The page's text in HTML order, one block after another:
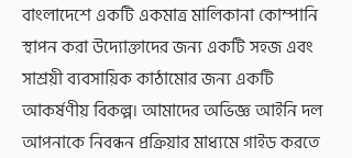
বাংলাদেশে একটি একমাত্র মালিকানা কোম্পানি
স্থাপন করা উদ্যোক্তাদের জন্য একটি সহজ এবং
সাশ্রয়ী ব্যবসায়িক কাঠামোর জন্য একটি
আকর্ষণীয় বিকল্প। আমাদের অভিজ্ঞ আইনি দল
আপনাকে নিবন্ধন প্রক্রিয়ার মাধ্যমে গাইড করতে